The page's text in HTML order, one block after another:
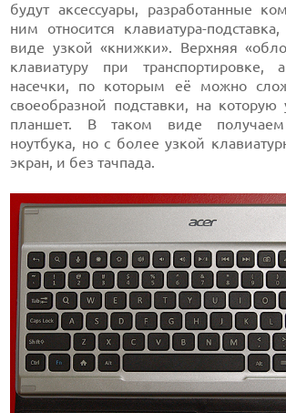
будут аксессуары, разработанные
ним относится клавиатура-
виде узкой «книжки». Верхняя
клавиатуру при
насечки, по которым её можно
своеобразной подставки, на которую
планшет. В таком виде
ноутбука, но с более узкой
экран, и без тачпада.